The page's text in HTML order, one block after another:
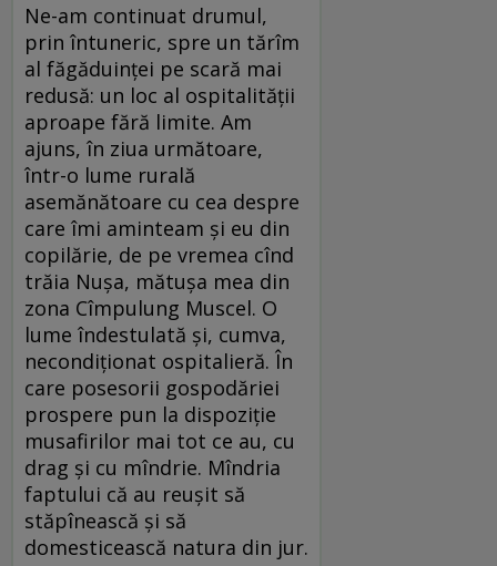
Ne-am continuat drumul,
prin întuneric, spre un tărîm
al făgăduinței pe scară mai
redusă: un loc al ospitalității
aproape fără limite. Am
ajuns, în ziua următoare,
într-o lume rurală
asemănătoare cu cea despre
care îmi aminteam și eu din
copilărie, de pe vremea cînd
trăia Nușa, mătușa mea din
zona Cîmpulung Muscel. O
lume îndestulată și, cumva,
necondiționat ospitalieră. În
care posesorii gospodăriei
prospere pun la dispoziție
musafirilor mai tot ce au, cu
drag și cu mîndrie. Mîndria
faptului că au reușit să
stăpînească și să
domesticească natura din jur.